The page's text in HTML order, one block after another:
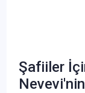
Şafiiler